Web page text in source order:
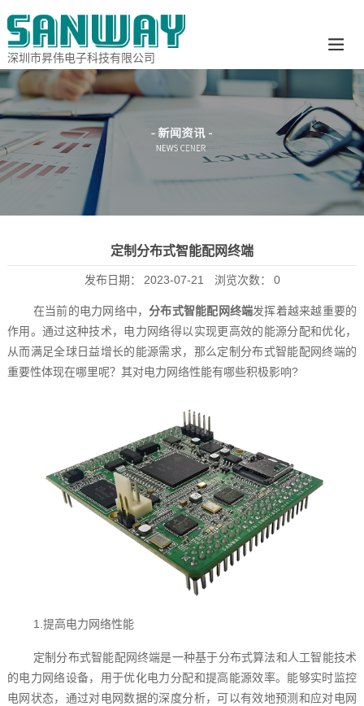
深圳市昇伟电子科技有限公司
定制分布式智能配网终端
发布日期： 2023-07-21 浏览次数： 0
在当前的电力网络中，分布式智能配网终端发挥着越来越重要的
作用。通过这种技术，电力网络得以实现更高效的能源分配和优化，
从而满足全球日益增长的能源需求，那么定制分布式智能配网终端的
重要性体现在哪里呢？其对电力网络性能有哪些积极影响?
1.提高电力网络性能
定制分布式智能配网终端是一种基于分布式算法和人工智能技术
的电力网络设备，用于优化电力分配和提高能源效率。能够实时监控
电网状态，通过对电网数据的深度分析，可以有效地预测和应对电网